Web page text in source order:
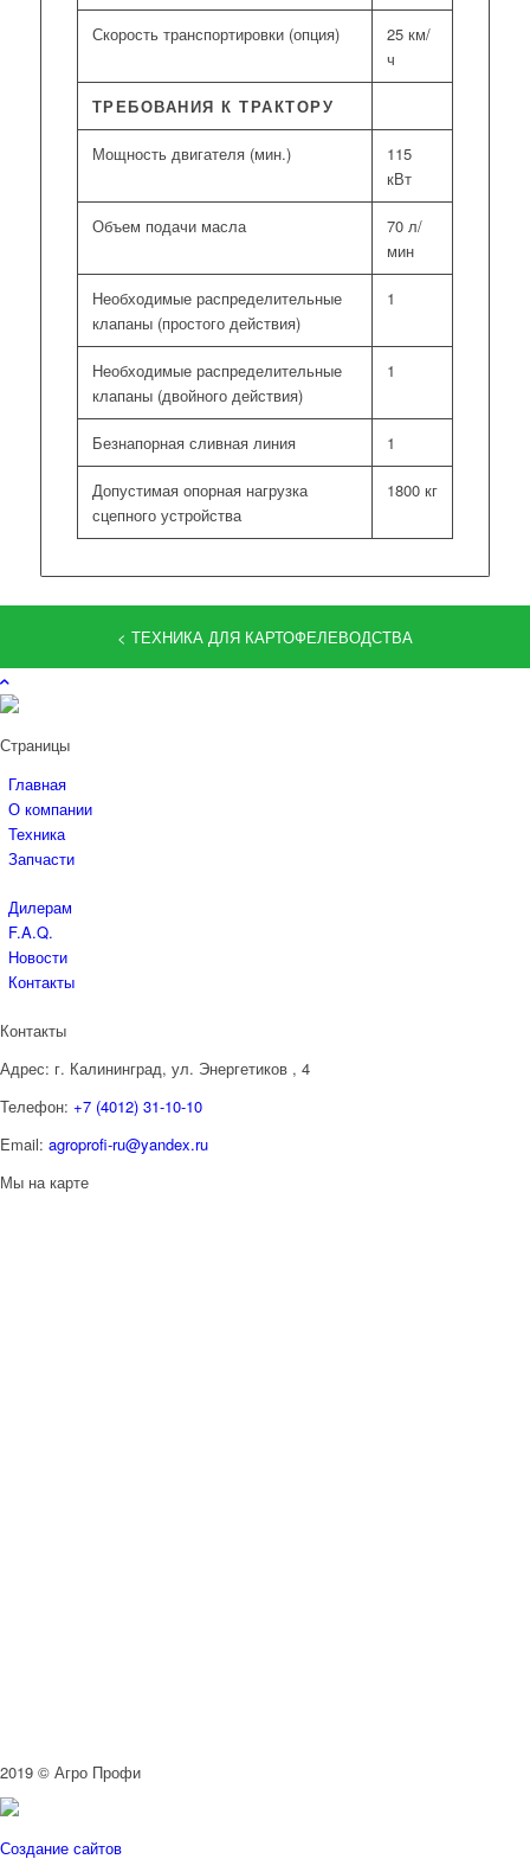
Скорость транспортировки (опция)
25 км/
ч
ТРЕБОВАНИЯ К ТРАКТОРУ
Мощность двигателя (мин.)
115
кВт
Объем подачи масла
70 л/
мин
Необходимые распределительные
клапаны (простого действия)
1
Необходимые распределительные
клапаны (двойного действия)
1
Безнапорная сливная линия 1
Допустимая опорная нагрузка
сцепного устройства
1800 кг
< ТЕХНИКА ДЛЯ КАРТОФЕЛЕВОДСТВА
Страницы
Главная
О компании
Техника
Запчасти
Дилерам
F.A.Q.
Новости
Контакты
Контакты
Адрес: г. Калининград, ул. Энергетиков , 4
Телефон: +7 (4012) 31-10-10
Email: agroprofi-ru@yandex.ru
Мы на карте
2019 © Агро Профи
Создание сайтов